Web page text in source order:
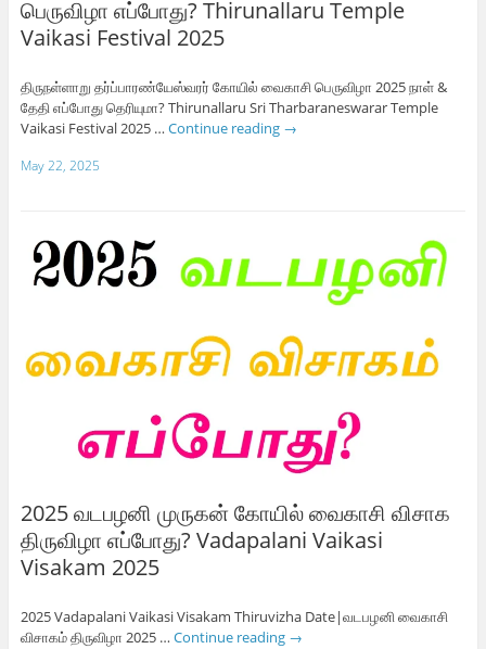
பெருவிழா எப்போது? Thirunallaru Temple
Vaikasi Festival 2025
திருநள்ளாறு தர்ப்பாரண்யேஸ்வரர் கோயில் வைகாசி பெருவிழா 2025 நாள் &
தேதி எப்போது தெரியுமா? Thirunallaru Sri Tharbaraneswarar Temple
Vaikasi Festival 2025 … Continue reading →
May 22, 2025
2025 வடபழனி முருகன் கோயில் வைகாசி விசாக
திருவிழா எப்போது? Vadapalani Vaikasi
Visakam 2025
2025 Vadapalani Vaikasi Visakam Thiruvizha Date|வடபழனி வைகாசி
விசாகம் திருவிழா 2025 … Continue reading →